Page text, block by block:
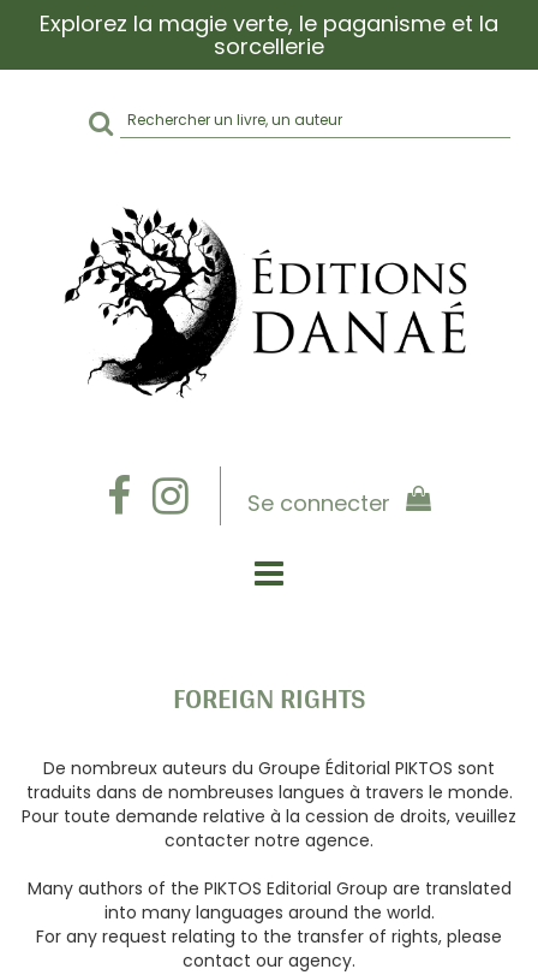
Explorez la magie verte, le paganisme et la
sorcellerie
Rechercher
sur
Se connecter
FOREIGN RIGHTS
De nombreux auteurs du Groupe Éditorial PIKTOS sont
traduits dans de nombreuses langues à travers le monde.
Pour toute demande relative à la cession de droits, veuillez
contacter notre agence.
Many authors of the PIKTOS Editorial Group are translated
into many languages around the world.
For any request relating to the transfer of rights, please
contact our agency.